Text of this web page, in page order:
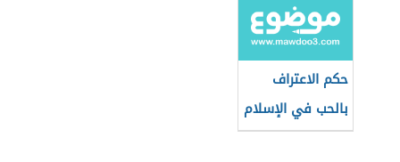
حكم الاعتراف
بالحب في الإسلام